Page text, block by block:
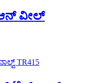
ವೀಲ್